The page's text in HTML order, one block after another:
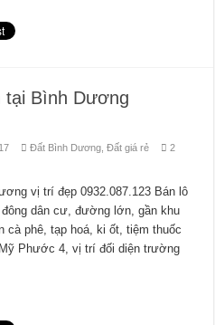
tại Bình Dương
Đất Bình Dương ,Đất giá rẻ
2
vị trí đẹp 0932.087.123 Bán lô
dân cư, đường lớn, gần khu
cà phê, tạp hoá, ki ốt, tiệm thuốc
Phước 4, vị trí đối diện trường